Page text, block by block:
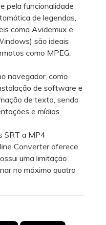
pela funcionalidade
de legendas,
como Avidemux e
são ideais
como MPEG,
navegador, como
de software e
de texto, sendo
e mídias
SRT a MP4
Converter oferece
uma limitação
no máximo quatro